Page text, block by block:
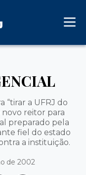
“tirar a UFRJ do
novo reitor para
preparado pela
fiel do estado
a instituição.
de 2002